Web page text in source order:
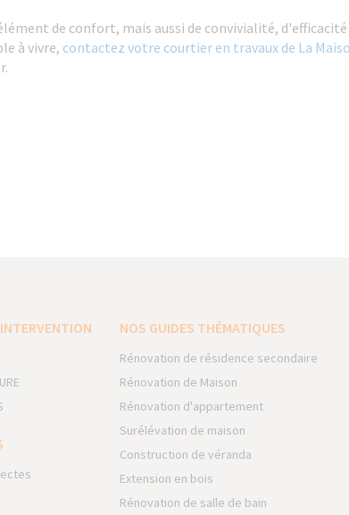
de confort, mais aussi de convivialité,
à vivre, contactez votre courtier en travaux de La
NOS GUIDES THÉMATIQUES
Rénovation de résidence secondaire
Rénovation de Maison
Rénovation d'appartement
Surélévation de maison
Construction de véranda
Extension en bois
Rénovation de salle de bain